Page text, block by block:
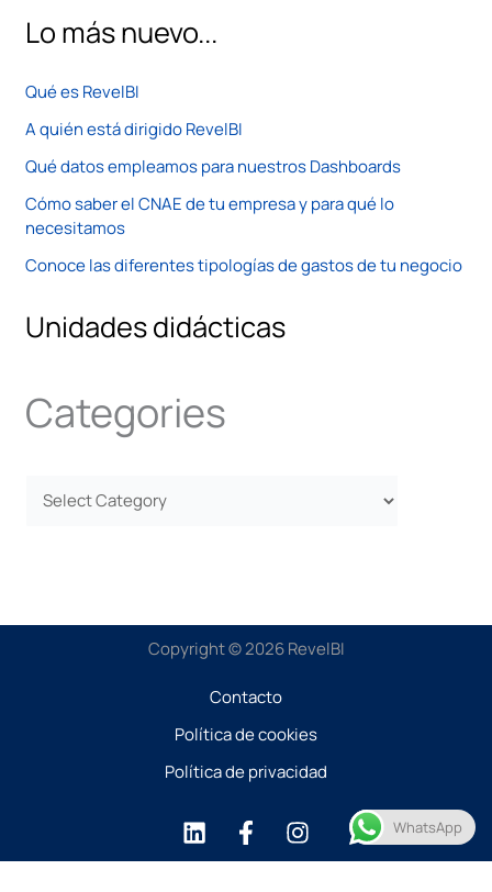
Lo más nuevo...
Qué es RevelBI
A quién está dirigido RevelBI
Qué datos empleamos para nuestros Dashboards
Cómo saber el CNAE de tu empresa y para qué lo
necesitamos
Conoce las diferentes tipologías de gastos de tu negocio
Unidades didácticas
Categories
Copyright © 2026 RevelBI
Contacto
Política de cookies
Política de privacidad
WhatsApp